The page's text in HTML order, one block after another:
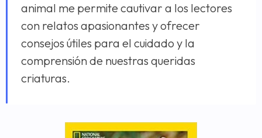
animal me permite cautivar a los lectores
con relatos apasionantes y ofrecer
consejos útiles para el cuidado y la
comprensión de nuestras queridas
criaturas.